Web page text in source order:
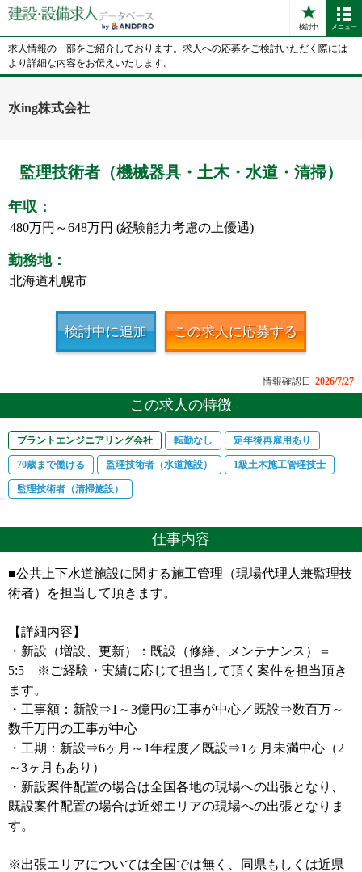
検討中 メニュー
求人情報の一部をご紹介しております。求人への応募をご検討いただく際には
より詳細な内容をお伝えいたします。
水ing株式会社
監理技術者（機械器具・土木・水道・清掃）
年収：
480万円～648万円 (経験能力考慮の上優遇)
勤務地：
北海道札幌市
検討中に追加 この求人に応募する
情報確認日 2026/7/27
この求人の特徴
プラントエンジニアリング会社 転勤なし 定年後再雇用あり
70歳まで働ける 監理技術者（水道施設） 1級土木施工管理技士
監理技術者（清掃施設）
仕事内容
■公共上下水道施設に関する施工管理（現場代理人兼監理技
術者）を担当して頂きます。
【詳細内容】
・新設（増設、更新）：既設（修繕、メンテナンス）＝
5:5 ※ご経験・実績に応じて担当して頂く案件を担当頂き
ます。
・工事額：新設⇒1～3億円の工事が中心／既設⇒数百万～
数千万円の工事が中心
・工期：新設⇒6ヶ月～1年程度／既設⇒1ヶ月未満中心（2
～3ヶ月もあり）
・新設案件配置の場合は全国各地の現場への出張となり、
既設案件配置の場合は近郊エリアの現場への出張となりま
す。
※出張エリアについては全国では無く、同県もしくは近県